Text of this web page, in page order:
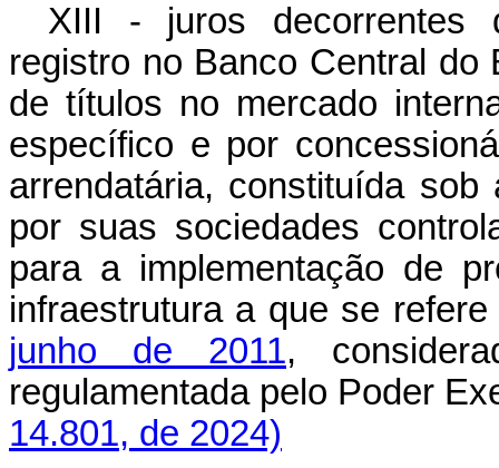
XIII - juros decorrentes
registro no Banco Central do
de títulos no mercado
específico e por
arrendatária, constituída
por suas sociedades
para a implementação de
infraestrutura a que se
junho de 2011,
regulamentada pelo Poder
14.801, de 2024)